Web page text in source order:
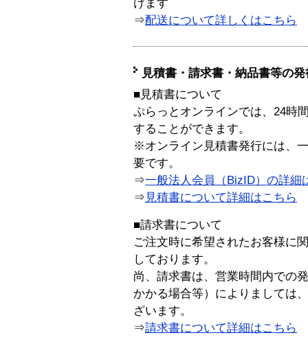
けます
⇒配送について詳しくはこちら
見積書・請求書・納品書等の
■見積書について
ぷらっとオンラインでは、24時
することができます。
※オンライン見積書発行には、
要です。
⇒一般法人会員（BizID）の詳細
⇒ 見積書について詳細はこちら
■請求書について
ご注文時に希望されたお客様に
しております。
尚、請求書は、営業時間内での
かかる場合等）によりましては
ざいます。
⇒請求書について詳細はこちら